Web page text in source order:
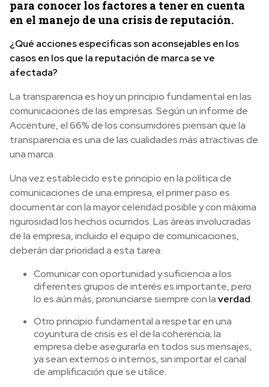
para conocer los factores a tener en cuenta
en el manejo de una crisis de reputación.
¿Qué acciones específicas son aconsejables en los
casos en los que la reputación de marca se ve
afectada?
La transparencia es hoy un principio fundamental en las
comunicaciones de las empresas. Según un informe de
Accenture, el 66% de los consumidores piensan que la
transparencia es una de las cualidades más atractivas de
una marca.
Una vez establecido este principio en la política de
comunicaciones de una empresa, el primer paso es
documentar con la mayor celeridad posible y con máxima
rigurosidad los hechos ocurridos. Las áreas involucradas
de la empresa, incluido el equipo de comunicaciones,
deberán dar prioridad a esta tarea.
Comunicar con oportunidad y suficiencia a los
diferentes grupos de interés es importante, pero
lo es aún más, pronunciarse siempre con laverdad.
Otro principio fundamental a respetar en una
coyuntura de crisis es el de la coherencia; la
empresa debe asegurarla en todos sus mensajes,
ya sean externos o internos, sin importar el canal
de amplificación que se utilice.